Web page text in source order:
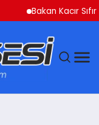
Bakan Kacır Sıfır